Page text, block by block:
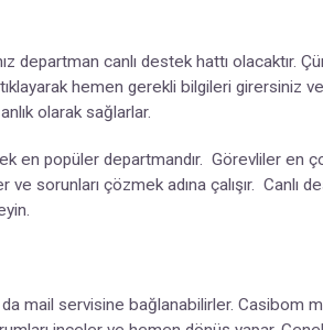
departman canlı destek hattı olacaktır.
hemen gerekli bilgileri girersiniz
olarak sağlarlar.
en popüler departmandır. Görevliler en
sorunları çözmek adına çalışır. Canlı
da mail servisine bağlanabilirler. Casibom